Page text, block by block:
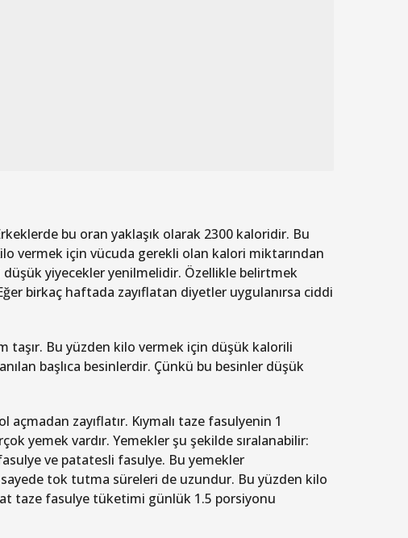
bu oran yaklaşık olarak 2300 kaloridir. Bu
vermek için vücuda gerekli olan kalori miktarından
düşük yiyecekler yenilmelidir. Özellikle belirtmek
birkaç haftada zayıflatan diyetler uygulanırsa ciddi
Bu yüzden kilo vermek için düşük kalorili
başlıca besinlerdir. Çünkü bu besinler düşük
zayıflatır. Kıymalı taze fasulyenin 1
yemek vardır. Yemekler şu şekilde sıralanabilir:
ve patatesli fasulye. Bu yemekler
tok tutma süreleri de uzundur. Bu yüzden kilo
taze fasulye tüketimi günlük 1.5 porsiyonu